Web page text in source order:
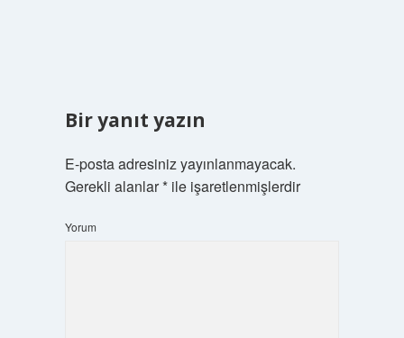
Bir yanıt yazın
E-posta adresiniz yayınlanmayacak.
Gerekli alanlar*ile işaretlenmişlerdir
Yorum